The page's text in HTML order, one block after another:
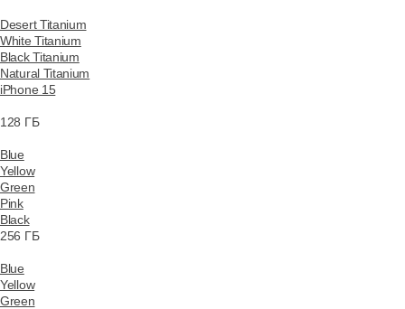
Desert Titanium
White Titanium
Black Titanium
Natural Titanium
iPhone 15
128 ГБ
Blue
Yellow
Green
Pink
Black
256 ГБ
Blue
Yellow
Green